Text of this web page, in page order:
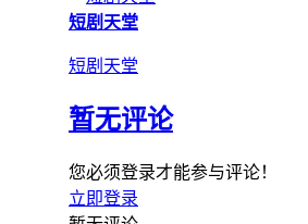
短剧天堂
短剧天堂
暂无评论
您必须登录才能参与评论！
立即登录